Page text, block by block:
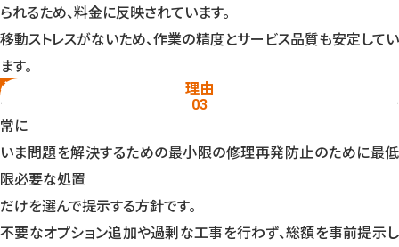
られるため、料金に反映されています。
移動ストレスがないため、作業の精度とサービス品質も安定してい
ます。
理由
03
必要最小限の作業提案ポリシー
水道修理は状況により複数の作業選択肢が存在しますが、当社は
常に
いま問題を解決するための最小限の修理再発防止のために最低
限必要な処置
だけを選んで提示する方針です。
不要なオプション追加や過剰な工事を行わず、総額を事前提示し